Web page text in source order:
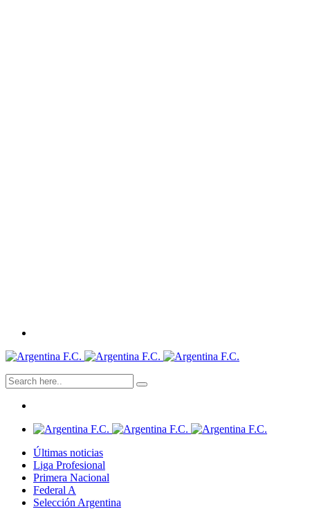
Últimas noticias
Liga Profesional
Primera Nacional
Federal A
Selección Argentina